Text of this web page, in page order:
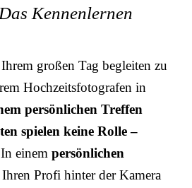
Kennenlernen
großen Tag begleiten zu
Hochzeitsfotografen in
persönlichen Treffen
spielen keine Rolle –
einem persönlichen
Profi hinter der Kamera